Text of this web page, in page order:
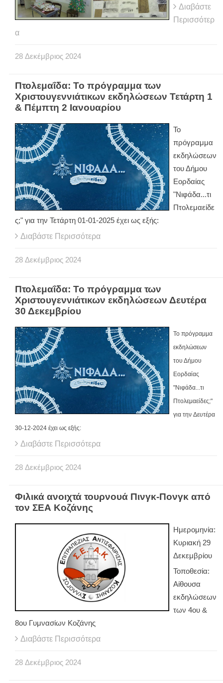
Διαβάστε
Περισσότερ
α
28 Δεκέμβριος 2024
Πτολεμαΐδα: Το πρόγραμμα των
Χριστουγεννιάτικων εκδηλώσεων Τετάρτη 1
& Πέμπτη 2 Ιανουαρίου
To
πρόγραμμα
εκδηλώσεων
του Δήμου
Εορδαίας
"Νιφάδα...τι
Πτολεμαείδε
ς;" για την Τετάρτη 01-01-2025 έχει ως εξής:
Διαβάστε Περισσότερα
28 Δεκέμβριος 2024
Πτολεμαΐδα: Το πρόγραμμα των
Χριστουγεννιάτικων εκδηλώσεων Δευτέρα
30 Δεκεμβρίου
To πρόγραμμα
εκδηλώσεων
του Δήμου
Εορδαίας
"Νιφάδα...τι
Πτολεμαείδες;"
για την Δευτέρα
30-12-2024 έχει ως εξής:
Διαβάστε Περισσότερα
28 Δεκέμβριος 2024
Φιλικά ανοιχτά τουρνουά Πινγκ-Πονγκ από
τον ΣΕΑ Κοζάνης
Ημερομηνία:
Κυριακή 29
Δεκεμβρίου
Τοποθεσία:
Αίθουσα
εκδηλώσεων
των 4ου &
8ου Γυμνασίων Κοζάνης
Διαβάστε Περισσότερα
28 Δεκέμβριος 2024